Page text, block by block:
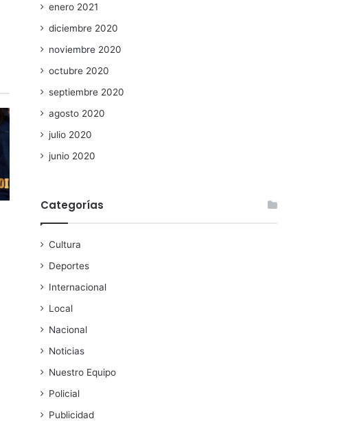
enero 2021
diciembre 2020
noviembre 2020
octubre 2020
septiembre 2020
agosto 2020
julio 2020
junio 2020
Categorías
Cultura
Deportes
Internacional
Local
Nacional
Noticias
Nuestro Equipo
Policial
Publicidad